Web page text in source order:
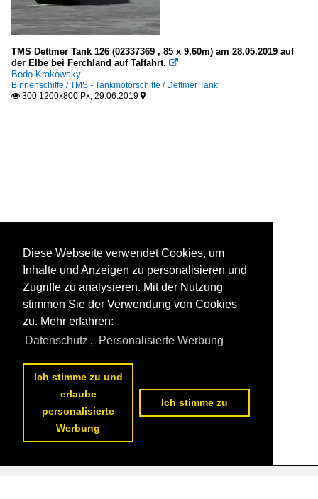
TMS Dettmer Tank 126 (02337369 , 85 x 9,60m) am 28.05.2019 auf
der Elbe bei Ferchland auf Talfahrt. 
Bodo Krakowsky
Binnenschiffe / TMS - Tankmotorschiffe / Dettmer Tank
 300 1200x800 Px, 29.06.2019 
Diese Webseite verwendet Cookies, um
Inhalte und Anzeigen zu personalisieren und
Zugriffe zu analysieren. Mit der Nutzung
stimmen Sie der Verwendung von Cookies
zu. Mehr erfahren:
Datenschutz , Personalisierte Werbung
Ich stimme zu und
erlaube
personalisierte
Werbung
Ich stimme zu